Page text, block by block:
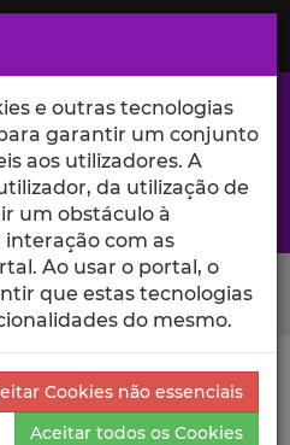
e ciência no Iscte
Descrição Detalhada da
e outras tecnologias
garantir um conjunto
aos utilizadores. A
da utilização de
um obstáculo à
interação com as
Ao usar o portal, o
que estas tecnologias
do mesmo.
Cookies não essenciais
Aceitar todos os Cookies